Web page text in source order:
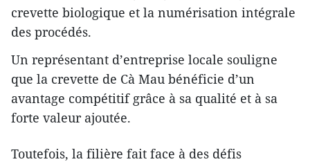
crevette biologique et la numérisation intégrale
des procédés.
Un représentant d’entreprise locale souligne
que la crevette de Cà Mau bénéficie d’un
avantage compétitif grâce à sa qualité et à sa
forte valeur ajoutée.
Toutefois, la filière fait face à des défis